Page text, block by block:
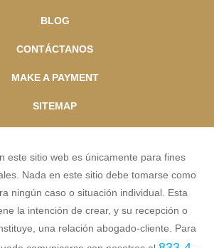
BLOG
CONTÁCTANOS
MAKE A PAYMENT
SITEMAP
este sitio web es únicamente para fines
Nada en este sitio debe tomarse como
ningún caso o situación individual. Esta
la intención de crear, y su recepción o
una relación abogado-cliente. Para